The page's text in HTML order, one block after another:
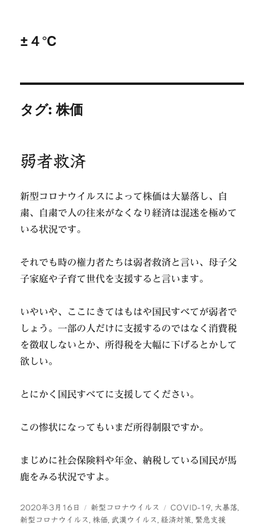
±４℃
タグ:株価
弱者救済
新型コロナウイルスによって株価は大暴落し、自
粛、自粛で人の往来がなくなり経済は混迷を極めて
いる状況です。
それでも時の権力者たちは弱者救済と言い、母子父
子家庭や子育て世代を支援すると言います。
いやいや、ここにきてはもはや国民すべてが弱者で
しょう。一部の人だけに支援するのではなく消費税
を徴収しないとか、所得税を大幅に下げるとかして
欲しい。
とにかく国民すべてに支援してください。
この惨状になってもいまだ所得制限ですか。
まじめに社会保険料や年金、納税している国民が馬
鹿をみる状況ですよ。
投
稿
2020年3月16日
カ
テ
新型コロナウイルス
タ
グ
COVID-19, 大暴落,
新型コロナウイルス , 株価, 武漢ウイルス , 経済対策, 緊急支援